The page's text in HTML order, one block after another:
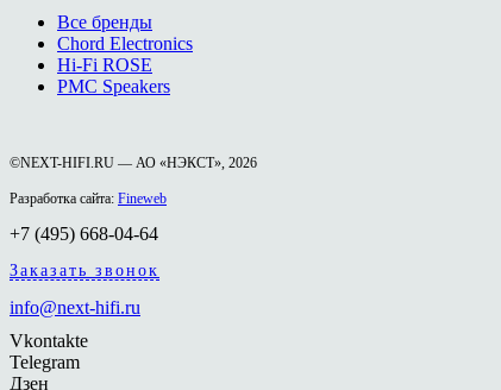
Все бренды
Chord Electronics
Hi-Fi ROSE
PMC Speakers
©NEXT-HIFI.RU — АО «НЭКСТ», 2026
Разработка сайта: Fineweb
+7 (495) 668-04-64
Заказать звонок
info@next-hifi.ru
Vkontakte
Telegram
Дзен